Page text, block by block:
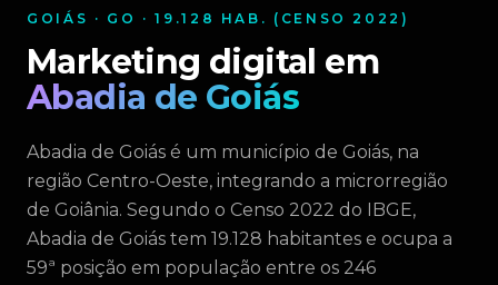
GOIÁS · GO · 19.128 HAB. (CENSO 2022)
Marketing digital em
Abadia de Goiás
Abadia de Goiás é um município de Goiás, na
região Centro-Oeste, integrando a microrregião
de Goiânia. Segundo o Censo 2022 do IBGE,
Abadia de Goiás tem 19.128 habitantes e ocupa a
59ª posição em população entre os 246